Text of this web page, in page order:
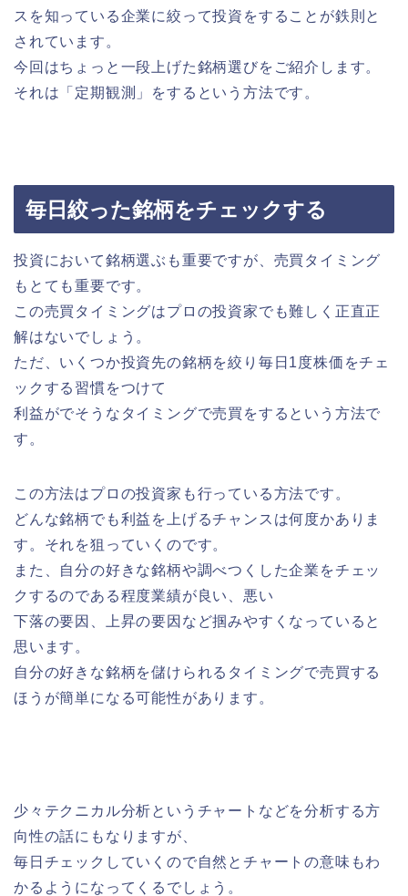
スを知っている企業に絞って投資をすることが鉄則と
されています。
今回はちょっと一段上げた銘柄選びをご紹介します。
それは「定期観測」をするという方法です。
毎日絞った銘柄をチェックする
投資において銘柄選ぶも重要ですが、売買タイミング
もとても重要です。
この売買タイミングはプロの投資家でも難しく正直正
解はないでしょう。
ただ、いくつか投資先の銘柄を絞り毎日1度株価をチェ
ックする習慣をつけて
利益がでそうなタイミングで売買をするという方法で
す。
この方法はプロの投資家も行っている方法です。
どんな銘柄でも利益を上げるチャンスは何度かありま
す。それを狙っていくのです。
また、自分の好きな銘柄や調べつくした企業をチェッ
クするのである程度業績が良い、悪い
下落の要因、上昇の要因など掴みやすくなっていると
思います。
自分の好きな銘柄を儲けられるタイミングで売買する
ほうが簡単になる可能性があります。
少々テクニカル分析というチャートなどを分析する方
向性の話にもなりますが、
毎日チェックしていくので自然とチャートの意味もわ
かるようになってくるでしょう。